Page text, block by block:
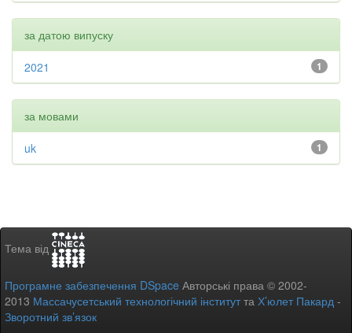
за датою випуску
1
2021
за мовами
1
uk
Тема від
Програмне забезпечення DSpace Авторські права © 2002-
2013 Массачусетський технологічний інститутта Х’юлет Пакард -
Зворотний зв’язок